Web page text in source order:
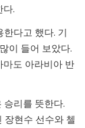
다.
다고 했다. 기
이 들어 보았다.
마도 아라비아 반
리를 뜻한다.
현수 선수와 첼